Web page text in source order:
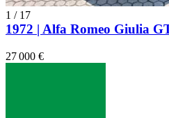
1 / 17
1972 | Alfa Romeo Giulia
27 000 €